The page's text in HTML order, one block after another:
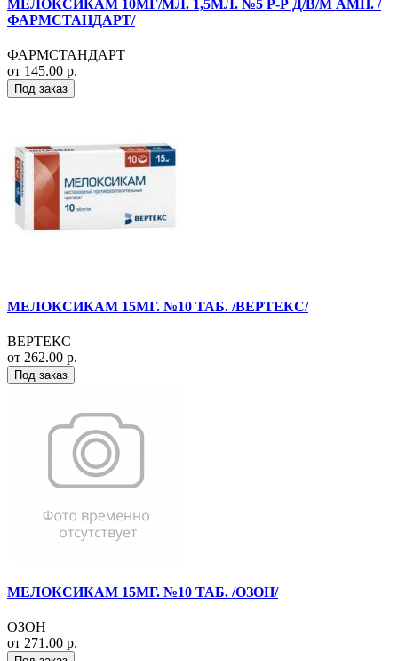
МЕЛОКСИКАМ 10МГ/МЛ. 1,5МЛ. №5 Р-Р Д/В/М АМП. /
ФАРМСТАНДАРТ/
ФАРМСТАНДАРТ
от 145.00 р.
Под заказ
МЕЛОКСИКАМ 15МГ. №10 ТАБ. /ВЕРТЕКС/
ВЕРТЕКС
от 262.00 р.
Под заказ
МЕЛОКСИКАМ 15МГ. №10 ТАБ. /ОЗОН/
ОЗОН
от 271.00 р.